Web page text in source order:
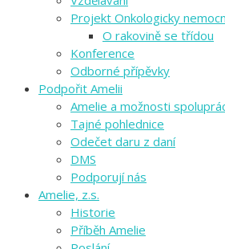
Projekt Onkologicky
O rakovině se třídou
Konference
Odborné přípěvky
Podpořit Amelii
Amelie a možnosti
Tajné pohlednice
Odečet daru z daní
DMS
Podporují nás
Amelie, z.s.
Historie
Příběh Amelie